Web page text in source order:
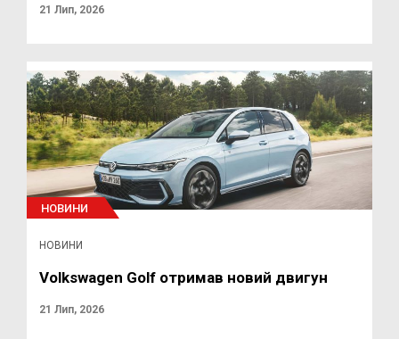
21 Лип, 2026
НОВИНИ
НОВИНИ
Volkswagen Golf отримав новий двигун
21 Лип, 2026